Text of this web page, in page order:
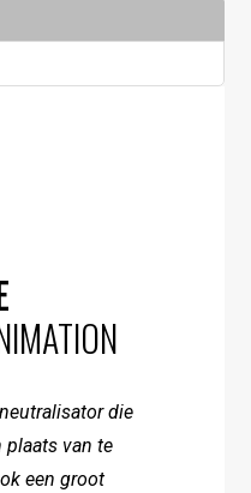
die
plaats van te
een groot